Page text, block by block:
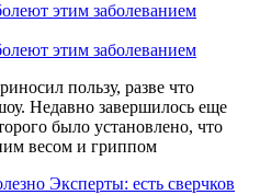
этим заболеванием
этим заболеванием
пользу, разве что
Недавно завершилось еще
было установлено, что
весом и гриппом
Эксперты: есть сверчков